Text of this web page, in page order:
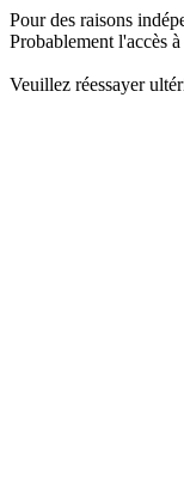
Pour des raisons
Probablement l'accès
Veuillez réessayer